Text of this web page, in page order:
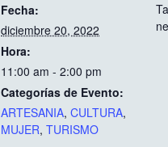
Fecha:
diciembre 20, 2022
Hora:
11:00 am - 2:00 pm
Categorías de Evento:
ARTESANIA, CULTURA,
MUJER, TURISMO